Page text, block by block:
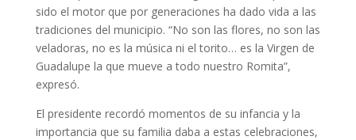
sido el motor que por generaciones ha dado vida a las
tradiciones del municipio. “No son las flores, no son las
veladoras, no es la música ni el torito… es la Virgen de
Guadalupe la que mueve a todo nuestro Romita”,
expresó.
El presidente recordó momentos de su infancia y la
importancia que su familia daba a estas celebraciones,